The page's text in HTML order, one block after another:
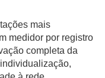
mais
medidor por registro
completa da